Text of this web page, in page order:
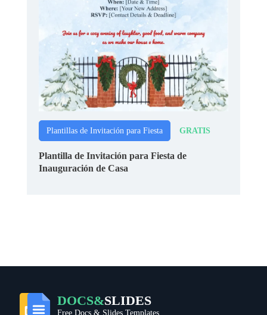
Plantillas de Invitación para Fiesta GRATIS
Plantilla de Invitación para Fiesta de
Inauguración de Casa
DOCS&SLIDES
Free Docs & Slides Templates